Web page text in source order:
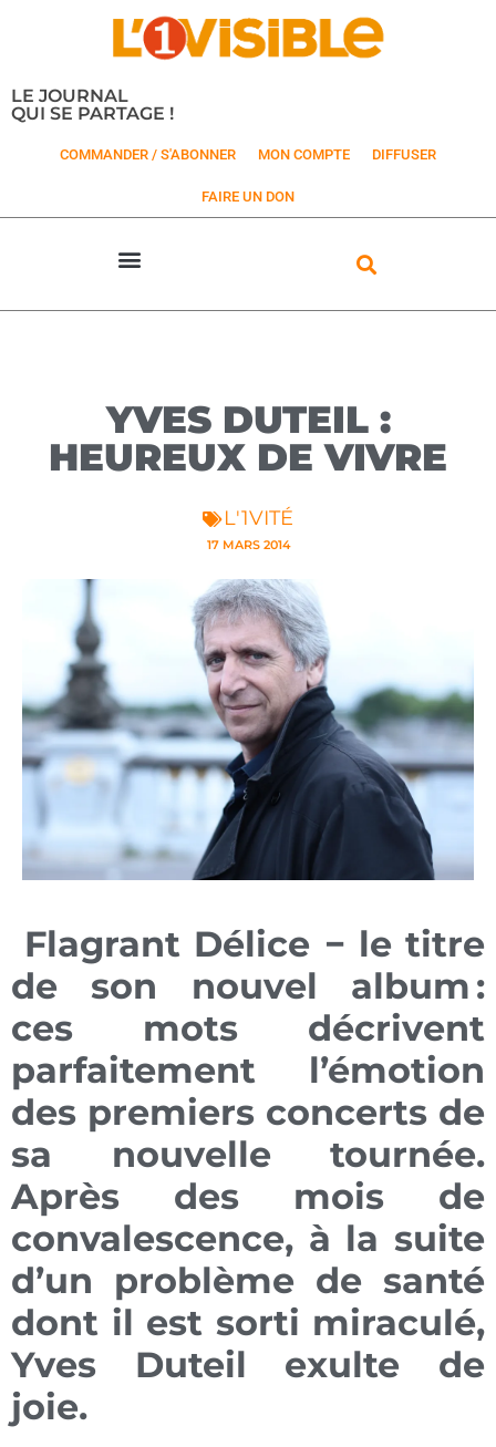
LE JOURNAL
QUI SE PARTAGE !
COMMANDER / S'ABONNER MON COMPTE DIFFUSER
FAIRE UN DON
YVES DUTEIL :
HEUREUX DE VIVRE
L'1VITÉ
17 MARS 2014
Flagrant Délice − le titre
de son nouvel album :
ces mots décrivent
parfaitement l’émotion
des premiers concerts de
sa nouvelle tournée.
Après des mois de
convalescence, à la suite
d’un problème de santé
dont il est sorti miraculé,
Yves Duteil exulte de
joie.